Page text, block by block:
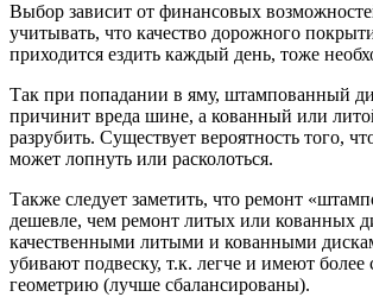
Выбор зависит от финансовых
учитывать, что качество дорожного
приходится ездить каждый день, тоже
Так при попадании в яму, штампованный
причинит вреда шине, а кованный или
разрубить. Существует вероятность того,
может лопнуть или расколоться.
Также следует заметить, что ремонт
дешевле, чем ремонт литых или кованных
качественными литыми и кованными
убивают подвеску, т.к. легче и имеют
геометрию (лучше сбалансированы).